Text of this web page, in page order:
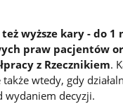
wyższe kary - do 1
praw pacjentów
z Rzecznikiem.
także wtedy, gdy
wydaniem decyzji.